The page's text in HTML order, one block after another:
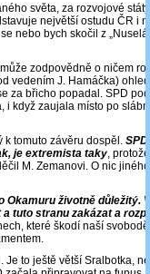
světa, za rozvojové
největší ostudu ČR i
nebo bych skočil z
zodpovědně o ničem
vedením J. Hamáčka)
za břicho popadal. SPD
i když zaujala místo po
k tomuto závěru dospěl.
je extremista taky,
M. Zemanovi. O nic
Okamuru životně důležitý.
tuto stranu zakázat a
které škodí naší
Je to ještě větší Sralbotka,